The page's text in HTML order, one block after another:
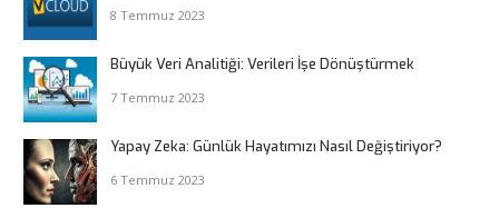
8 Temmuz 2023
Büyük Veri Analitiği: Verileri İşe Dönüştürmek
7 Temmuz 2023
Yapay Zeka: Günlük Hayatımızı Nasıl Değiştiriyor?
6 Temmuz 2023